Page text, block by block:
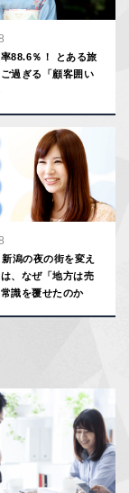
88.6％！ とある旅
過ぎる「顧客囲い
潟の夜の街を変え
、なぜ「地方は売
識を覆せたのか